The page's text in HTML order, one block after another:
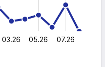
L
03.26 05.26 07.26